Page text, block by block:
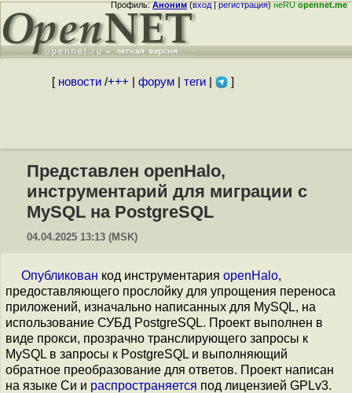
Профиль:Аноним(вход|регистрация)неRUopennet.me
[ новости/+++ форум| теги| ]
Представлен openHalo,
инструментарий для миграции с
MySQL на PostgreSQL
04.04.2025 13:13 (MSK)
Опубликован код инструментария openHalo,
предоставляющего прослойку для упрощения переноса
приложений, изначально написанных для MySQL, на
использование СУБД PostgreSQL. Проект выполнен в
виде прокси, прозрачно транслирующего запросы к
MySQL в запросы к PostgreSQL и выполняющий
обратное преобразование для ответов. Проект написан
на языке Си и распространяется под лицензией GPLv3.